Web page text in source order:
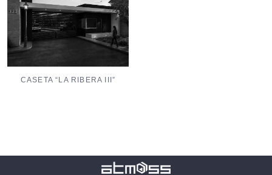
CASETA “LA RIBERA III”